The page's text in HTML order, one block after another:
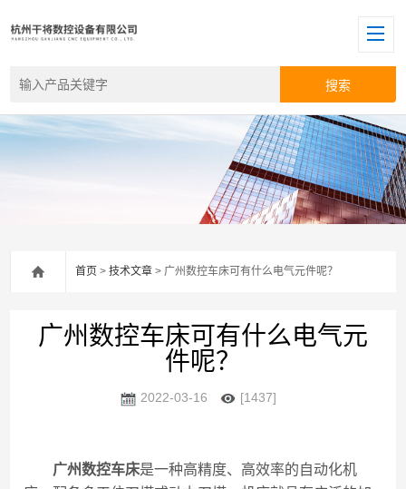
首页 >技术文章 > 广州数控车床可有什么电气元件呢？
广州数控车床可有什么电气元
件呢？
2022-03-16 [1437]
广州数控车床是一种高精度、高效率的自动化机